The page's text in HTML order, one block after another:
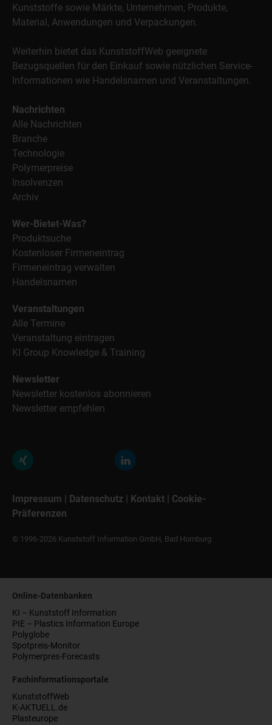
Kunststoffe sowie Märkte, Unternehmen, Produkte,
Material, Anwendungen und Verpackungen.
Weiterhin bietet das KunststoffWeb geeignete
Bezugsquellen für den Einkauf sowie nützlichen Service-
Informationen wie Handelsnamen und Veranstaltungen.
Nachrichten
Alle Nachrichten
Branche
Technologie
Polymerpreise
Insolvenzen
Archiv
Wer-Bietet-Was?
Produktsuche
Kostenloser Firmeneintrag
Firmeneintrag verwalten
Handelsnamen
Veranstaltungen
Alle Termine
Veranstaltung eintragen
KI Group Knowledge & Training
Newsletter
Newsletter kostenlos abonnieren
Newsletter empfehlen
Impressum Datenschutz Kontakt
Cookie-
Präferenzen
© 1996-2026 Kunststoff Information GmbH, Bad Homburg
Online-Datenbanken
KI – Kunststoff Information
PIE – Plastics Information Europe
Polyglobe
Spotpreis-Monitor
Polymerpres-Forecasts
Fachinformationsportale
KunststoffWeb
K-AKTUELL.de
Plasteurope